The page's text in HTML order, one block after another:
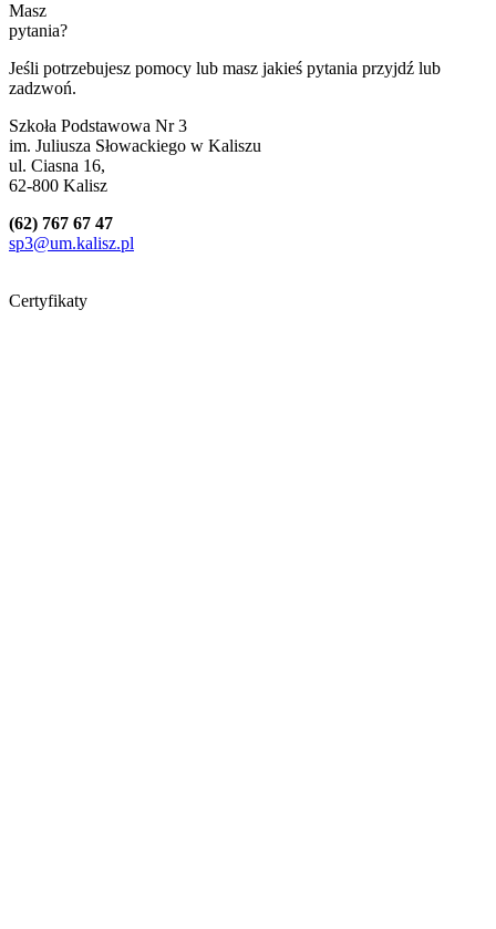
Masz
pytania?
Jeśli potrzebujesz pomocy lub masz jakieś pytania przyjdź lub
zadzwoń.
Szkoła Podstawowa Nr 3
im. Juliusza Słowackiego w Kaliszu
ul. Ciasna 16,
62-800 Kalisz
(62) 767 67 47
sp3@um.kalisz.pl
Certyfikaty